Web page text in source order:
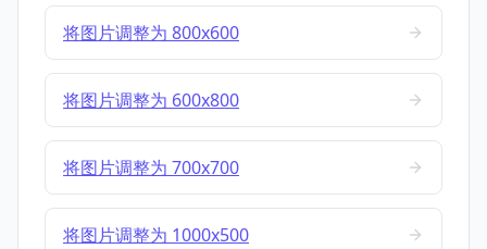
将图片调整为 800x600
将图片调整为 600x800
将图片调整为 700x700
将图片调整为 1000x500